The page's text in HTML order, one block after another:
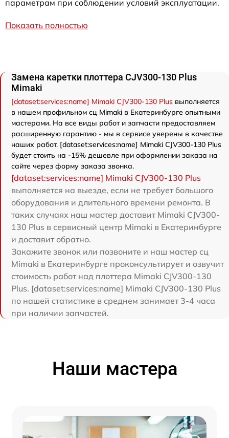
параметрам при соблюдении условий эксплуатации.
Показать полностью
Замена каретки плоттера CJV300-130 Plus
Mimaki
[dataset:services:name] Mimaki CJV300-130 Plus выполняется
в нашем профильном сц Mimaki в Екатеринбурге опытными
мастерами. На все виды работ и запчасти предоставляем
расширенную гарантию - мы в сервисе уверены в качестве
наших работ. [dataset:services:name] Mimaki CJV300-130 Plus
будет стоить на -15% дешевле при оформлении заказа на
сайте через форму заказа звонка.
[dataset:services:name] Mimaki CJV300-130 Plus
выполняется на выезде, если не требует большого
оборудования и длительного времени ремонта. В
таких случаях наш мастер доставит Mimaki CJV300-
130 Plus в сервисный центр Mimaki в Екатеринбурге
и доставит обратно.
Закажите звонок или позвоните и наш мастер сц
Mimaki в Екатеринбурге проконсультирует и озвучит
стоимость работ над плоттера Mimaki CJV300-130
Plus. [dataset:services:name] Mimaki CJV300-130 Plus
по нашей статистике в среднем занимает 3-4 часа
при наличии запчастей.
Наши мастера